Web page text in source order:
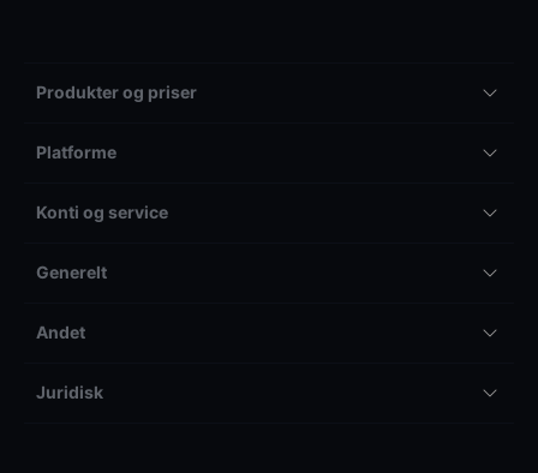
Produkter og priser
Platforme
Konti og service
Generelt
Andet
Juridisk